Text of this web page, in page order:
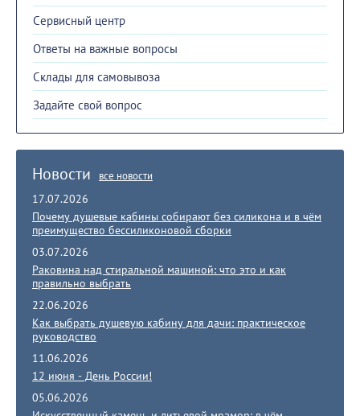
Сервисный центр
Ответы на важные вопросы
Склады для самовывоза
Задайте свой вопрос
Новости все новости
17.07.2026
Почему душевые кабины собирают без силикона и в чём
преимущество бессиликоновой сборки
03.07.2026
Раковина над стиральной машиной: что это и как
правильно выбрать
22.06.2026
Как выбрать душевую кабину для дачи: практическое
руководство
11.06.2026
12 июня - День России!
05.06.2026